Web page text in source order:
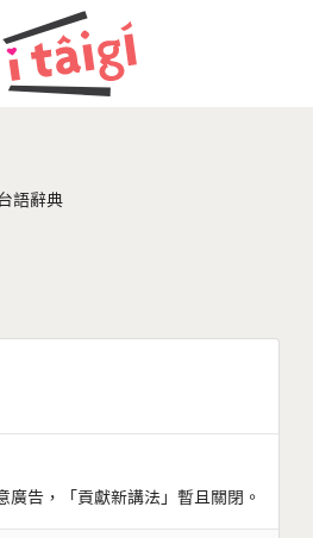
語辭典
廣告，「貢獻新講法」暫且關閉。